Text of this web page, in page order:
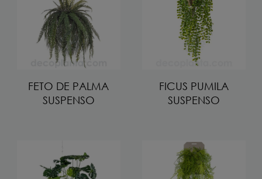
FETO DE PALMA
SUSPENSO
FICUS PUMILA
SUSPENSO